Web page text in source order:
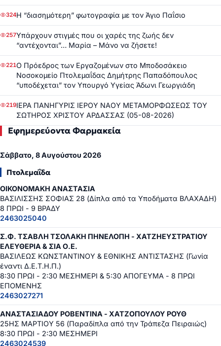
324Η “διασημότερη” φωτογραφία με τον Άγιο Παΐσιο
257Υπάρχουν στιγμές που οι χαρές της ζωής δεν
“αντέχονται”… Μαρία – Μάνο να ζήσετε!
221Ο Πρόεδρος των Εργαζομένων στο Μποδοσάκειο
Νοσοκομείο Πτολεμαΐδας Δημήτρης Παπαδόπουλος
“υποδέχεται” τον Υπουργό Υγείας Άδωνι Γεωργιάδη
219ΙΕΡΑ ΠΑΝΗΓΥΡΙΣ ΙΕΡΟΥ ΝΑΟΥ ΜΕΤΑΜΟΡΦΩΣΕΩΣ ΤΟΥ
ΣΩΤΗΡΟΣ ΧΡΙΣΤΟΥ ΑΡΔΑΣΣΑΣ (05-08-2026)
Εφημερεύοντα Φαρμακεία
Σάββατο, 8 Αυγούστου 2026
Πτολεμαΐδα
ΟΙΚΟΝΟΜΑΚΗ ΑΝΑΣΤΑΣΙΑ
ΒΑΣΙΛΙΣΣΗΣ ΣΟΦΙΑΣ 28 (Δίπλα από τα Υποδήματα ΒΛΑΧΑΔΗ)
8 ΠΡΩΙ - 9 ΒΡΑΔΥ
2463025040
Σ.Φ. ΤΣΑΒΛΗ ΤΣΟΛΑΚΗ ΠΗΝΕΛΟΠΗ - ΧΑΤΖΗΕΥΣΤΡΑΤΙΟΥ
ΕΛΕΥΘΕΡΙΑ & ΣΙΑ Ο.Ε.
ΒΑΣΙΛΕΩΣ ΚΩΝΣΤΑΝΤΙΝΟΥ & ΕΘΝΙΚΗΣ ΑΝΤΙΣΤΑΣΗΣ (Γωνία
έναντι Δ.Ε.Τ.Η.Π.)
8:30 ΠΡΩΙ - 2:30 ΜΕΣΗΜΕΡΙ & 5:30 ΑΠΟΓΕΥΜΑ - 8 ΠΡΩΙ
ΕΠΟΜΕΝΗΣ
2463027271
ΑΝΑΣΤΑΣΙΑΔΟΥ ΡΟΒΕΝΤΙΝΑ - ΧΑΤΖΟΠΟΥΛΟΥ ΡΟΥΘ
25ΗΣ ΜΑΡΤΙΟΥ 56 (Παραδίπλα από την Τράπεζα Πειραιώς)
8:30 ΠΡΩΙ - 2:30 ΜΕΣΗΜΕΡΙ
2463024539